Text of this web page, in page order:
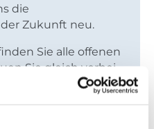
die
Zukunft neu.
Sie alle offenen
Sie gleich vorbei.